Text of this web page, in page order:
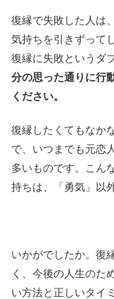
復縁で失敗した人は
気持ちを引きずって
復縁に失敗というダ
分の思った通りに行
ください。
復縁したくてもなか
で、いつまでも元恋
多いものです。こん
持ちは、「勇気」以
いかがでしたか。復
く、今後の人生のた
い方法と正しいタイ